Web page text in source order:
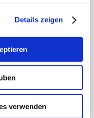
Details zeigen
verwenden
to-date.